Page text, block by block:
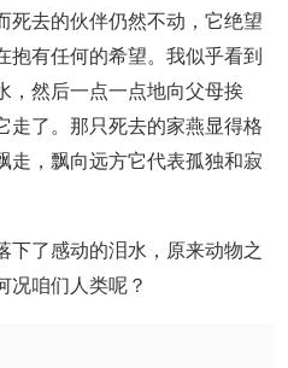
死去的伙伴仍然不动，它绝望
抱有任何的希望。我似乎看到
，然后一点一点地向父母挨
走了。那只死去的家燕显得格
走，飘向远方它代表孤独和寂
下了感动的泪水，原来动物之
况咱们人类呢？